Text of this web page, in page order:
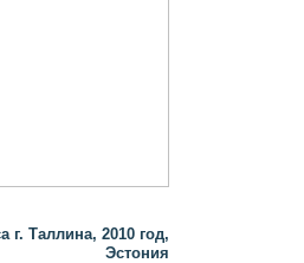
г. Таллина, 2010 год,
Эстония